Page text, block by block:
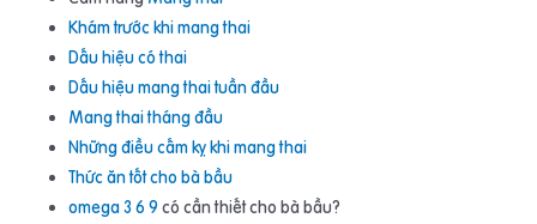
Khám trước khi mang thai
Dấu hiệu có thai
Dấu hiệu mang thai tuần đầu
Mang thai tháng đầu
Những điều cấm kỵ khi mang thai
Thức ăn tốt cho bà bầu
omega 3 6 9 có cần thiết cho bà bầu?